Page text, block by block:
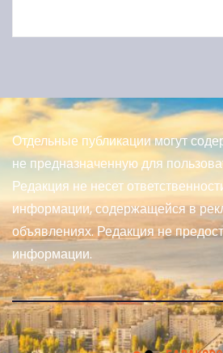
Отдельные публикации могут
не предназначенную для
Редакция не несет
информации, содержащейся в
объявлениях. Редакция не
информации.